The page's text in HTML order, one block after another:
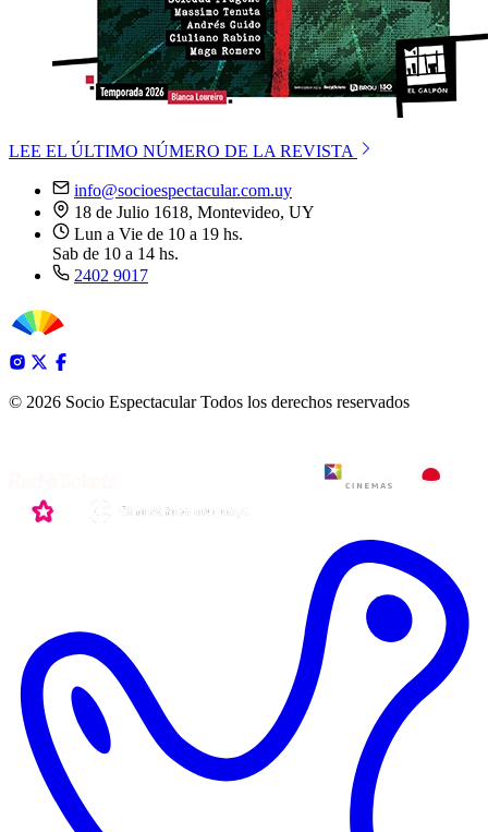
LEE EL ÚLTIMO NÚMERO DE LA REVISTA
info@socioespectacular.com.uy
18 de Julio 1618, Montevideo, UY
Lun a Vie de 10 a 19 hs.
Sab de 10 a 14 hs.
2402 9017
© 2026 Socio Espectacular Todos los derechos reservados